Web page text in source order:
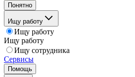
Понятно
Ищу работу
Ищу работу
Ищу работу
Ищу сотрудника
Сервисы
Помощь